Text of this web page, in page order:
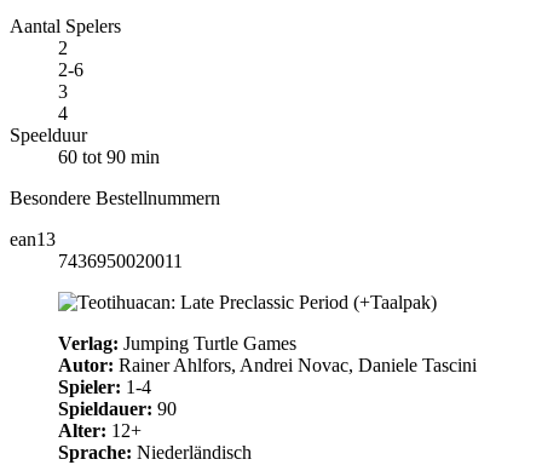
Aantal Spelers
2
2-6
3
4
Speelduur
60 tot 90 min
Besondere Bestellnummern
ean13
7436950020011
Verlag: Jumping Turtle Games
Autor: Rainer Ahlfors, Andrei Novac, Daniele Tascini
Spieler: 1-4
Spieldauer: 90
Alter: 12+
Sprache: Niederländisch